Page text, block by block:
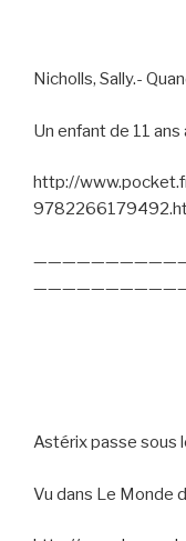
Nicholls, Sally.-
Un enfant de 11
http://
Astérix passe sous
Vu dans Le Monde